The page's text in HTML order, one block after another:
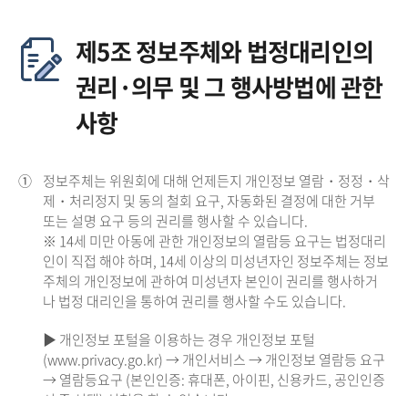
제5조 정보주체와 법정대리인의
권리·의무 및 그 행사방법에 관한
사항
① 정보주체는 위원회에 대해 언제든지 개인정보 열람・정정・삭
제・처리정지 및 동의 철회 요구, 자동화된 결정에 대한 거부
또는 설명 요구 등의 권리를 행사할 수 있습니다.
※ 14세 미만 아동에 관한 개인정보의 열람등 요구는 법정대리
인이 직접 해야 하며, 14세 이상의 미성년자인 정보주체는 정보
주체의 개인정보에 관하여 미성년자 본인이 권리를 행사하거
나 법정 대리인을 통하여 권리를 행사할 수도 있습니다.
▶ 개인정보 포털을 이용하는 경우 개인정보 포털
(www.privacy.go.kr) → 개인서비스 → 개인정보 열람등 요구
→ 열람등요구 (본인인증: 휴대폰, 아이핀, 신용카드, 공인인증